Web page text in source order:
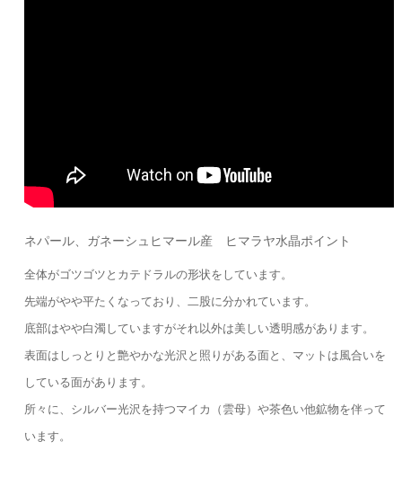
ネパール、ガネーシュヒマール産 ヒマラヤ水晶ポイント
全体がゴツゴツとカテドラルの形状をしています。
先端がやや平たくなっており、二股に分かれています。
底部はやや白濁していますがそれ以外は美しい透明感があります。
表面はしっとりと艶やかな光沢と照りがある面と、マットは風合いを
している面があります。
所々に、シルバー光沢を持つマイカ（雲母）や茶色い他鉱物を伴って
います。